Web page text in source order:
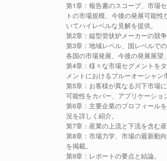
第1章：報告書のスコープ、市場
トの市場規模、今後の発展可能
いてハイレベルな見解を提供。
第2章：縦型管状炉メーカーの競
第3章：地域レベル、国レベルで
各国の市場発展、今後の発展展望
第4章：様々な市場セグメントを
メントにおけるブルーオーシャン
第5章：お客様が異なる川下市場
可能性をカバー、アプリケーショ
第6章：主要企業のプロフィール
況を詳しく紹介。
第7章：産業の上流と下流を含む
第8章：市場力学、市場の最新動
を掲載。
第9章：レポートの要点と結論。